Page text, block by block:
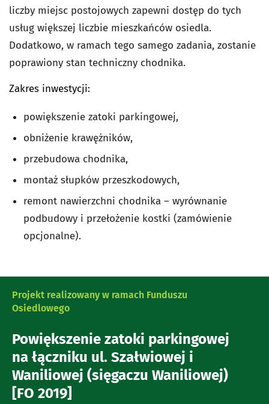
liczby miejsc postojowych zapewni dostęp do tych
usług większej liczbie mieszkańców osiedla.
Dodatkowo, w ramach tego samego zadania, zostanie
poprawiony stan techniczny chodnika.
Zakres inwestycji:
powiększenie zatoki parkingowej,
obniżenie krawężników,
przebudowa chodnika,
montaż słupków przeszkodowych,
remont nawierzchni chodnika – wyrównanie
podbudowy i przełożenie kostki (zamówienie
opcjonalne).
Projekt realizowany w ramach Funduszu
Osiedlowego
Powiększenie zatoki parkingowej
na łączniku ul. Szałwiowej i
Waniliowej (sięgaczu Waniliowej)
[FO 2019]